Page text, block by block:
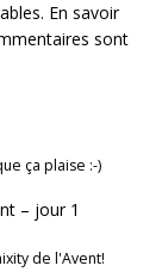
En savoir
sont
ça plaise :-)
– jour 1
de l'Avent!